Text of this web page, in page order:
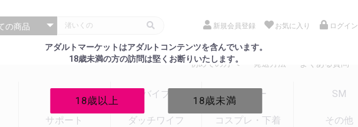
アダルトマーケットはアダルトコンテンツを含んでいます。
18歳未満の方の訪問は堅くお断りいたします。
18歳以上 18歳未満
新規会員登録 お気に入り ログイン
初めての方へ 発送方法 よくある質問
バイブ ローター SM
サポート ダッチワイフ コスプレ・下着 その他